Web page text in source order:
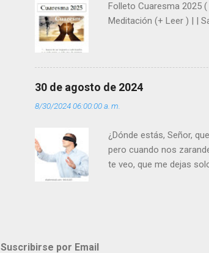
Folleto Cuaresma 2025 (
Meditación (+ Leer ) | |
30 de agosto de 2024
8/30/2024 06:00:00 a. m.
¿Dónde estás, Señor,
pero cuando nos
te veo, que me dejas
porque lloras tus
Suscribirse por Email